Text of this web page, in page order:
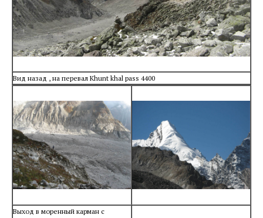
Вид назад , на перевал Khunt khal pass 4400
Выход в моренный карман с